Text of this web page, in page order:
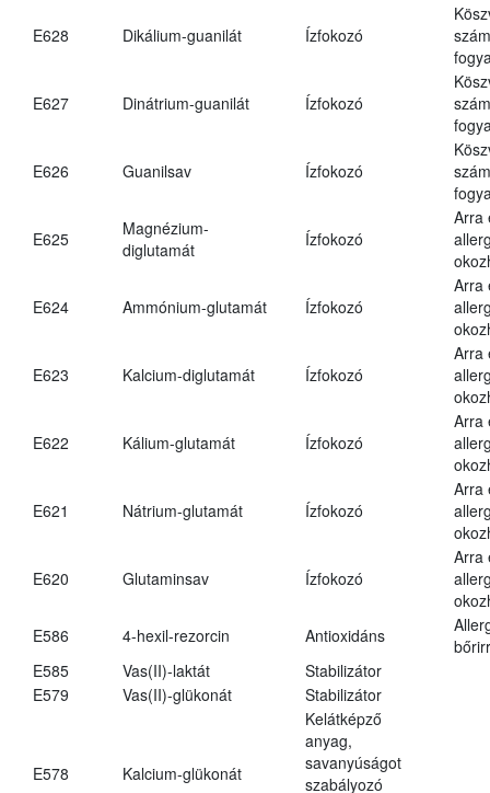
E628 Dikálium-guanilát Ízfokozó
E627 Dinátrium-guanilát Ízfokozó
E626 Guanilsav Ízfokozó
E625
Magnézium-
diglutamát
Ízfokozó
Arra
E624 Ammónium-glutamát Ízfokozó
Arra
E623 Kalcium-diglutamát Ízfokozó
Arra
E622 Kálium-glutamát Ízfokozó
Arra
E621 Nátrium-glutamát Ízfokozó
Arra
E620 Glutaminsav Ízfokozó
Arra
E586
4-hexil-rezorcin Antioxidáns
E585
Vas(II)-laktát
Stabilizátor
E579
Vas(II)-glükonát Stabilizátor
E578 Kalcium-glükonát
Kelátképző
anyag,
savanyúságot
szabályozó